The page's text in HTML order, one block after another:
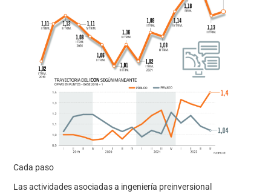
Cada paso
Las actividades asociadas a ingeniería preinversional